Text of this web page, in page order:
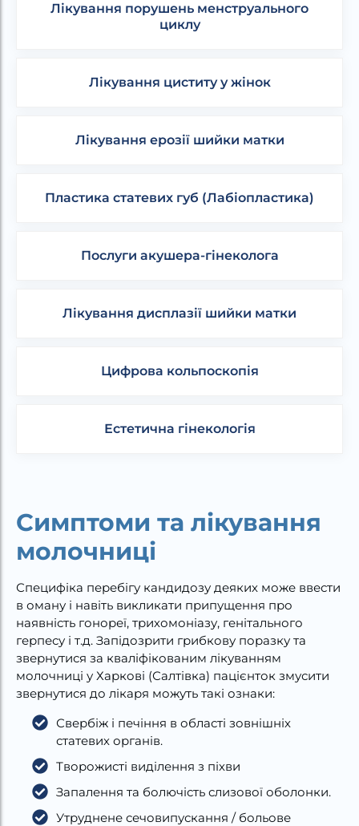
Лікування порушень менструального
циклу
Лікування циститу у жінок
Лікування ерозії шийки матки
Пластика статевих губ (Лабіопластика)
Послуги акушера-гінеколога
Лікування дисплазії шийки матки
Цифрова кольпоскопія
Естетична гінекологія
Симптоми та лікування
молочниці
Специфіка перебігу кандидозу деяких може ввести
в оману і навіть викликати припущення про
наявність гонореї, трихомоніазу, генітального
герпесу і т.д. Запідозрити грибкову поразку та
звернутися за кваліфікованим лікуванням
молочниці у Харкові (Салтівка) пацієнток змусити
звернутися до лікаря можуть такі ознаки:
Свербіж і печіння в області зовнішніх
статевих органів.
Творожисті виділення з піхви
Запалення та болючість слизової оболонки.
Утруднене сечовипускання / больове